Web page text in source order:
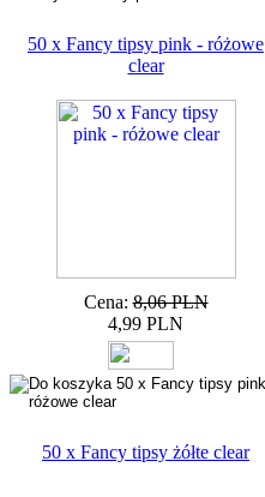
50 x Fancy tipsy pink - różowe
clear
Cena: 8,06 PLN
4,99 PLN
50 x Fancy tipsy żółte clear